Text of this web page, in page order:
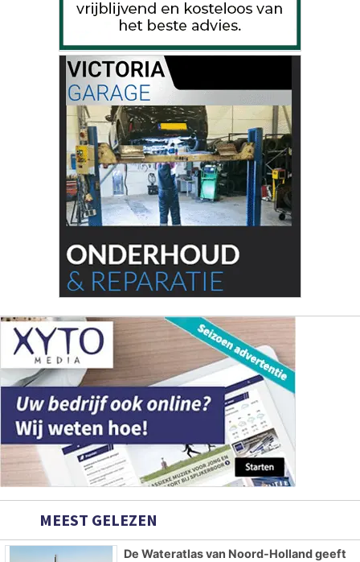
MEEST GELEZEN
De Wateratlas van Noord-Holland geeft